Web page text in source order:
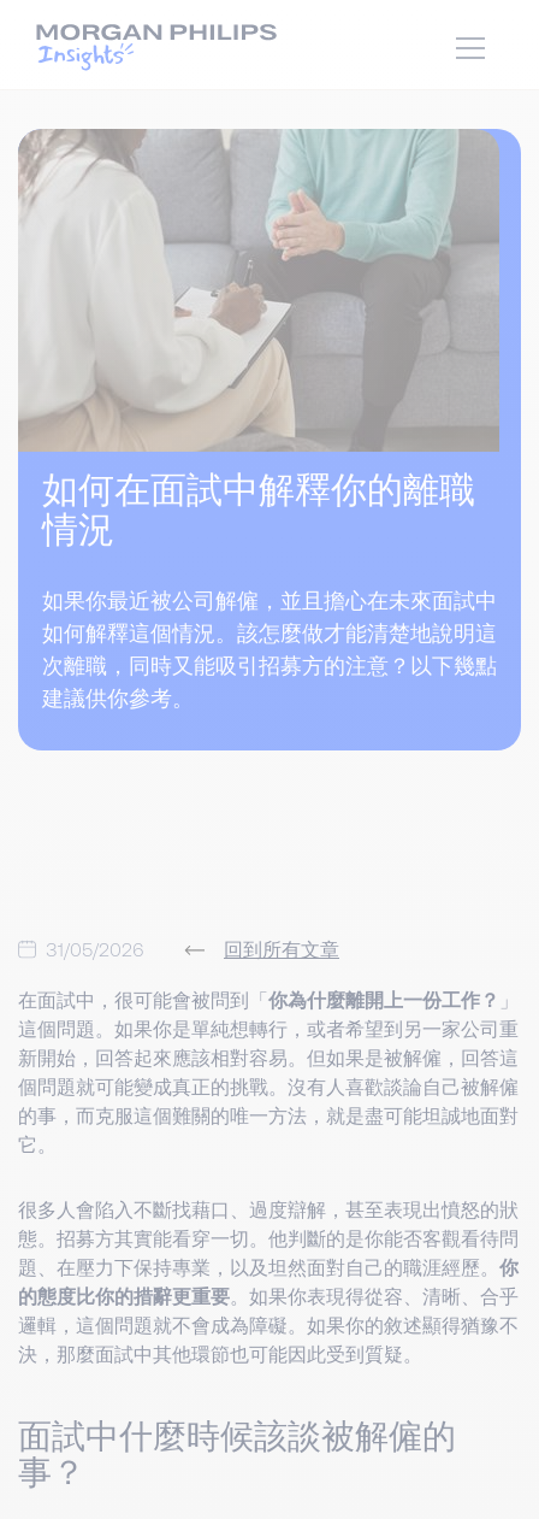
如何在面試中解釋你的離職
情況
如果你最近被公司解僱，並且擔心在未來面試中
如何解釋這個情況。該怎麼做才能清楚地說明這
次離職，同時又能吸引招募方的注意？以下幾點
建議供你參考。
31/05/2026 回到所有文章
在面試中，很可能會被問到「你為什麼離開上一份工作？ 」
這個問題。如果你是單純想轉行，或者希望到另一家公司重
新開始，回答起來應該相對容易。但如果是被解僱，回答這
個問題就可能變成真正的挑戰。沒有人喜歡談論自己被解僱
的事，而克服這個難關的唯一方法，就是盡可能坦誠地面對
它。
很多人會陷入不斷找藉口、過度辯解，甚至表現出憤怒的狀
態。招募方其實能看穿一切。他判斷的是你能否客觀看待問
題、在壓力下保持專業，以及坦然面對自己的職涯經歷。 你
的態度比你的措辭更重要。如果你表現得從容、清晰、合乎
邏輯，這個問題就不會成為障礙。如果你的敘述顯得猶豫不
決，那麼面試中其他環節也可能因此受到質疑。
面試中什麼時候該談被解僱的
事？